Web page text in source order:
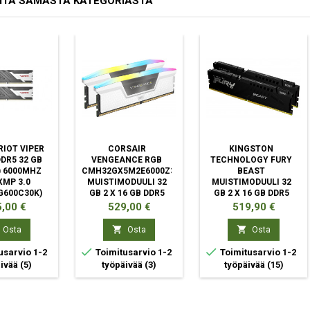
VIPER
32 GB
6000MHZ
3.0
€
Osta
1-2
(5)
CORSAIR
VENGEANCE RGB
CMH32GX5M2E6000Z36W
MUISTIMODUULI 32
GB 2 X 16 GB DDR5
6000 MHZ
Hinta
529,00 €
 Osta
 Toimitusarvio 1-2
työpäivää (3)
KINGSTON
TECHNOLOGY FURY
BEAST
MUISTIMODUULI 32
GB 2 X 16 GB DDR5
Hinta
519,90 €
 Osta
 Toimitusarvio 1-2
työpäivää (15)